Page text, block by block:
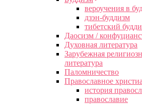
вероучения в
дзэн-буддизм
тибетский
Даосизм /
Духовная литература
Зарубежная
литература
Паломничество
Православное
история
православие